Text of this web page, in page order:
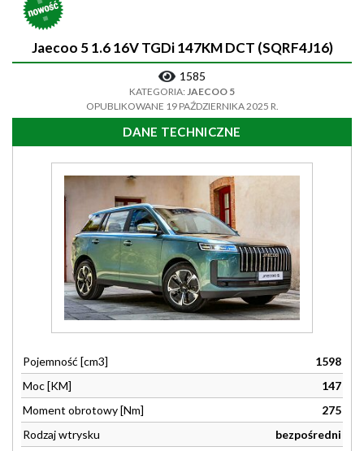
Jaecoo 5 1.6 16V TGDi 147KM DCT (SQRF4J16)
1585
KATEGORIA: JAECOO 5
OPUBLIKOWANE 19 PAŹDZIERNIKA 2025 R.
DANE TECHNICZNE
Pojemność [cm3]
1598
Moc [KM]
147
Moment obrotowy [Nm]
275
Rodzaj wtrysku
bezpośredni